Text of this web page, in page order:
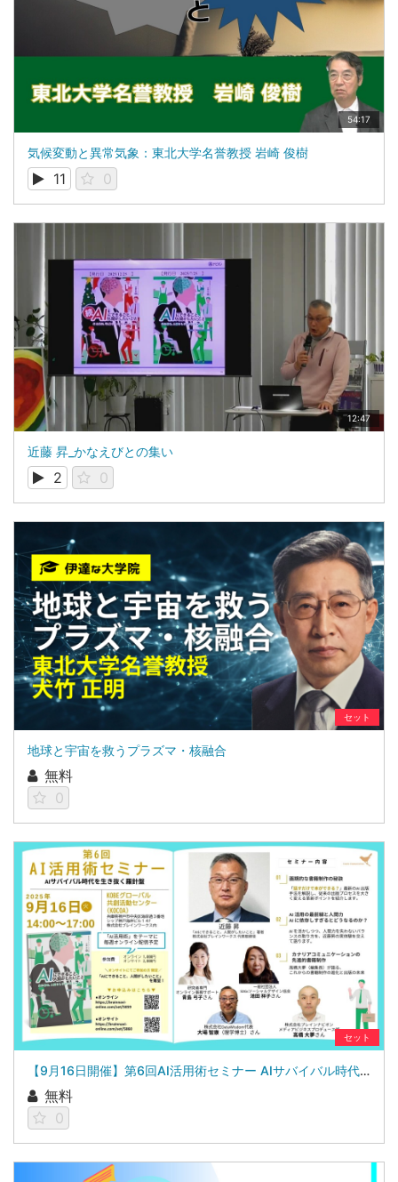
54:17
気候変動と異常気象：東北大学名誉教授 岩崎 俊樹
11 0
12:47
近藤 昇_かなえびとの集い
2 0
セット
地球と宇宙を救うプラズマ・核融合
無料
0
セット
【9月16日開催】第6回AI活用術セミナー AIサバイバル時代を生き抜く羅針盤
無料
0